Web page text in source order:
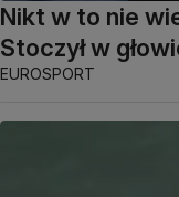
Nikt w to nie
Stoczył w
EUROSPORT